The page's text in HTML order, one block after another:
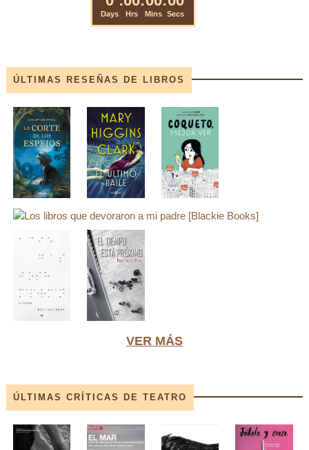
ÚLTIMAS RESEÑAS DE LIBROS
VER MÁS
ÚLTIMAS CRÍTICAS DE TEATRO